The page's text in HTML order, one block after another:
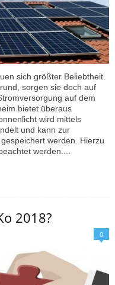
sich größter Beliebtheit.
sorgen sie doch auf
auf dem
bietet überaus
wird mittels
und kann zur
werden. Hierzu
werden....
2018?
0